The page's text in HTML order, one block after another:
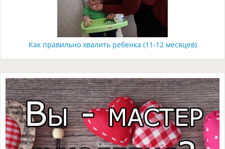
Как правильно хвалить ребенка (11-12 месяцев)